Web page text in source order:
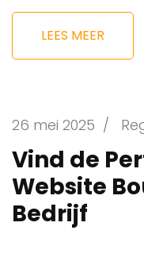
LEES MEER
26 mei 2025 /
Vind de
Website
Bedrijf